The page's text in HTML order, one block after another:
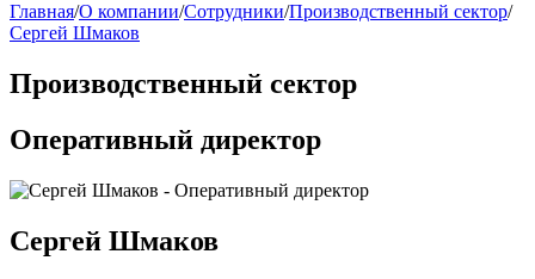
Главная/О компании/Сотрудники/Производственный сектор/
Сергей Шмаков
Производственный сектор
Оперативный директор
Сергей Шмаков